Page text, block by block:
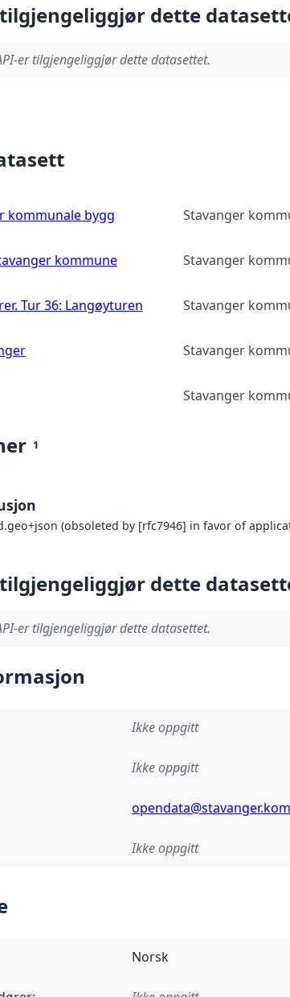
dette
er tilgjengeliggjør dette datasettet.
kommunale bygg Stavanger
kommune Stavanger
Tur 36: Langøyturen Stavanger
Stavanger
Stavanger
1
(obsoleted by [rfc7946] in favor of
dette
er tilgjengeliggjør dette datasettet.
Ikke oppgitt
Ikke oppgitt
Ikke oppgitt
Norsk